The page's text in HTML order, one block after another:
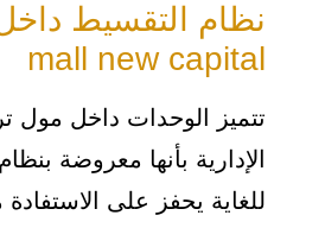
mall new capital
الإدارية بأنها معروضة
للغاية يحفز على